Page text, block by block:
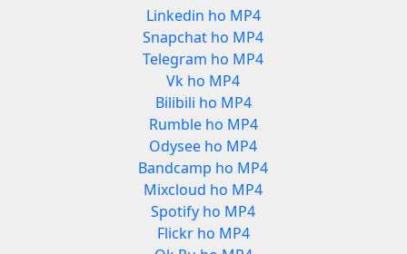
Linkedin ho MP4
Snapchat ho MP4
Telegram ho MP4
Vk ho MP4
Bilibili ho MP4
Rumble ho MP4
Odysee ho MP4
Bandcamp ho MP4
Mixcloud ho MP4
Spotify ho MP4
Flickr ho MP4